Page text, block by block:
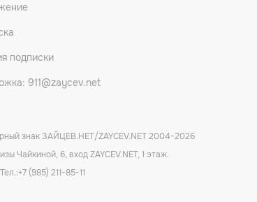
подписки
911@zaycev.net
знак ЗАЙЦЕВ.НЕТ/ZAYCEV.NET 2004-2026
Чайкиной, 6, вход ZAYCEV.NET, 1 этаж.
Тел.:+7 (985) 211-85-11